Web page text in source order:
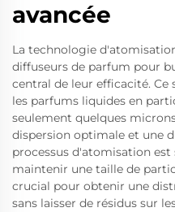
avancée
La technologie
diffuseurs de parfum pour
central de leur efficacité.
les parfums liquides en
seulement quelques
dispersion optimale et une
processus d'atomisation
maintenir une taille de
crucial pour obtenir une
sans laisser de résidus sur